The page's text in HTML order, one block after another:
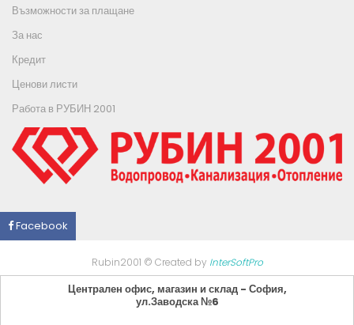
Възможности за плащане
За нас
Кредит
Ценови листи
Работа в РУБИН 2001
Facebook
Rubin2001 © Created by InterSoftPro
Централен офис, магазин и склад - София,
ул.Заводска №6